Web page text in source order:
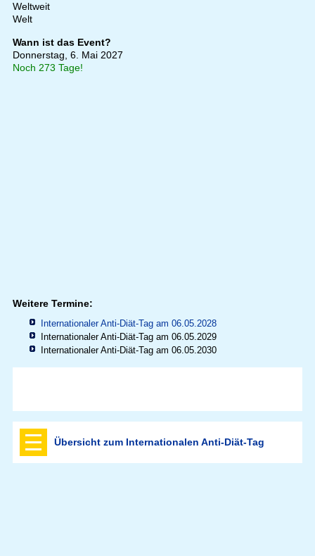
Weltweit
Welt
Wann ist das Event?
Donnerstag, 6. Mai 2027
Noch 273 Tage!
Weitere Termine:
Internationaler Anti-Diät-Tag am 06.05.2028
Internationaler Anti-Diät-Tag am 06.05.2029
Internationaler Anti-Diät-Tag am 06.05.2030
Übersicht zum Internationalen Anti-Diät-Tag